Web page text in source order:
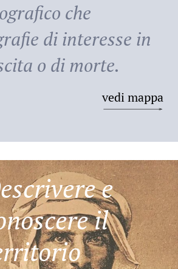
che
di interesse in
o di morte.
vedi mappa
e
il